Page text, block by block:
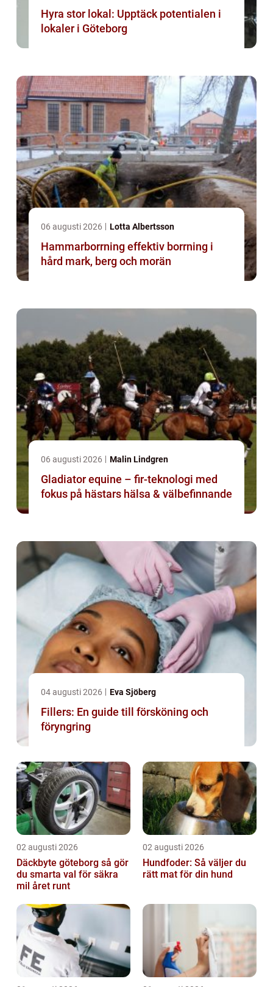
Hyra stor lokal: Upptäck potentialen i
lokaler i Göteborg
06 augusti 2026 Lotta Albertsson
Hammarborrning effektiv borrning i
hård mark, berg och morän
06 augusti 2026 Malin Lindgren
Gladiator equine – fir-teknologi med
fokus på hästars hälsa & välbefinnande
04 augusti 2026 Eva Sjöberg
Fillers: En guide till försköning och
föryngring
02 augusti 2026
Däckbyte göteborg så gör
du smarta val för säkra
mil året runt
02 augusti 2026
Hundfoder: Så väljer du
rätt mat för din hund